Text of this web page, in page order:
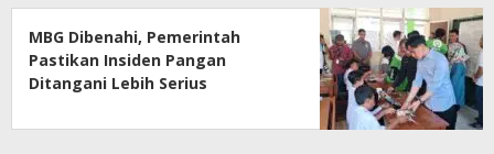
MBG Dibenahi, Pemerintah
Pastikan Insiden Pangan
Ditangani Lebih Serius